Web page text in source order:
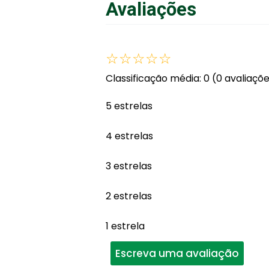
Avaliações
☆☆☆☆☆
Classificação média: 0 (0
5 estrelas
4 estrelas
3 estrelas
2 estrelas
1 estrela
Escreva uma avaliação